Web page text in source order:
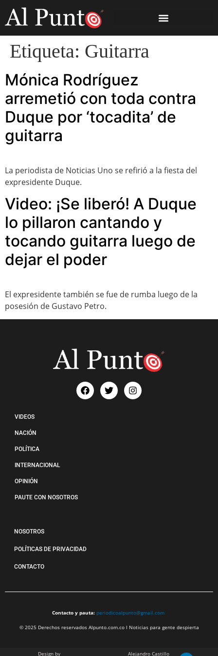
Etiqueta: Guitarra
Mónica Rodríguez
arremetió con toda contra
Duque por ‘tocadita’ de
guitarra
La periodista de Noticias Uno se refirió a la fiesta del
expresidente Duque.
Video: ¡Se liberó! A Duque
lo pillaron cantando y
tocando guitarra luego de
dejar el poder
El expresidente también se fue de rumba luego de la
posesión de Gustavo Petro.
VIDEOS
NACIÓN
POLÍTICA
INTERNACIONAL
OPINIÓN
PAUTE CON NOSOTROS
NOSOTROS
POLÍTICAS DE PRIVACIDAD
CONTACTO
Contacto y pauta: periodicoalpunto@gmail.com
© 2025 Derechos reservados Alpunto.com.co l Noticias para gente despierta
Design by Alejandro Castillo